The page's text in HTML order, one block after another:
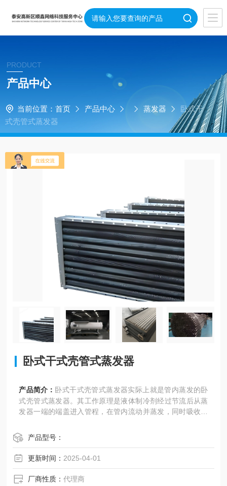
PRODUCT
产品中心
当前位置： 首页 产品中心 蒸发器
卧式干
式壳管式蒸发器
卧式干式壳管式蒸发器
产品简介： 卧式干式壳管式蒸发器实际上就是管内蒸发的卧
式壳管式蒸发器。其工作原理是液体制冷剂经过节流后从蒸
发器一端的端盖进入管程，在管内流动并蒸发，同时吸收管
产品型号：
更新时间： 2025-04-01
厂商性质：代理商